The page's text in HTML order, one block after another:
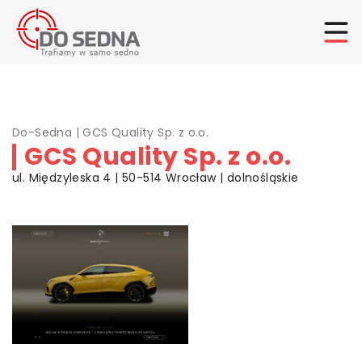
Do-Sedna |GCS Quality Sp. z o.o.
GCS Quality Sp. z o.o.
ul. Międzyleska 4 | 50-514 Wrocław | dolnośląskie